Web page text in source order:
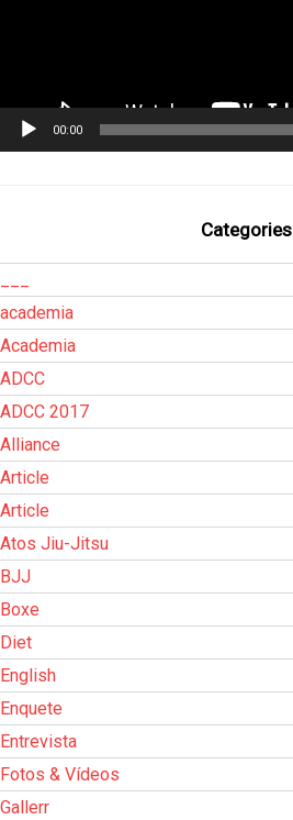
00:00
Categories
academia
Academia
ADCC
ADCC 2017
Alliance
Article
Article
Atos Jiu-Jitsu
BJJ
Boxe
Diet
English
Enquete
Entrevista
Fotos & Vídeos
Gallerr